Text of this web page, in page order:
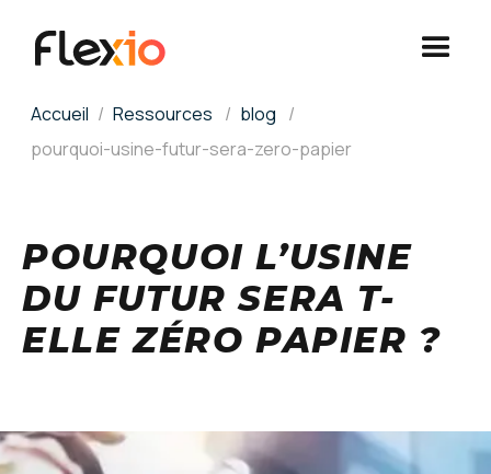
Accueil Ressources
blog
pourquoi-usine-futur-sera-zero-papier
POURQUOI L’USINE
DU FUTUR SERA T-
ELLE ZÉRO PAPIER ?